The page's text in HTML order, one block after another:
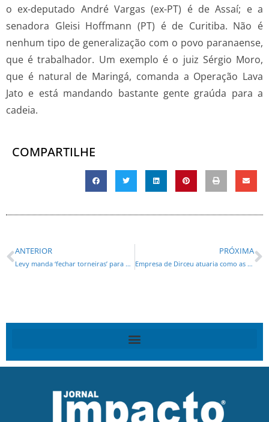
o ex-deputado André Vargas (ex-PT) é de Assaí; e a
senadora Gleisi Hoffmann (PT) é de Curitiba. Não é
nenhum tipo de generalização com o povo paranaense,
que é trabalhador. Um exemplo é o juiz Sérgio Moro,
que é natural de Maringá, comanda a Operação Lava
Jato e está mandando bastante gente graúda para a
cadeia.
COMPARTILHE
ANTERIOR
Levy manda ‘fechar torneiras’ para Estados e municípios
PRÓXIMA
Empresa de Dirceu atuaria como as de Youssef, diz MPF